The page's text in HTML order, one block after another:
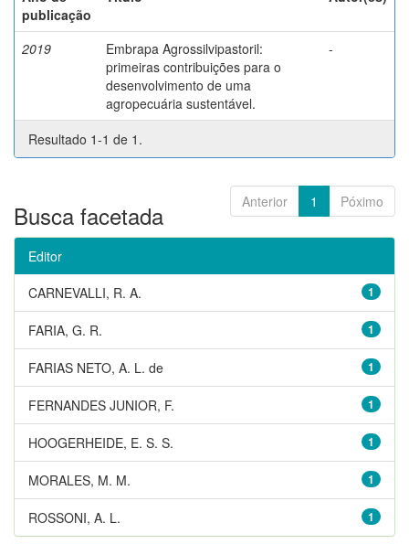
publicação
2019
Embrapa Agrossilvipastoril:
primeiras contribuições para o
desenvolvimento de uma
agropecuária sustentável.
-
Resultado 1-1 de 1.
Anterior 1 Póximo
Busca facetada
Editor
1
CARNEVALLI, R. A.
1
FARIA, G. R.
1
FARIAS NETO, A. L. de
1
FERNANDES JUNIOR, F.
1
HOOGERHEIDE, E. S. S.
1
MORALES, M. M.
1
ROSSONI, A. L.